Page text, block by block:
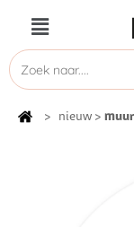
> nieuw >